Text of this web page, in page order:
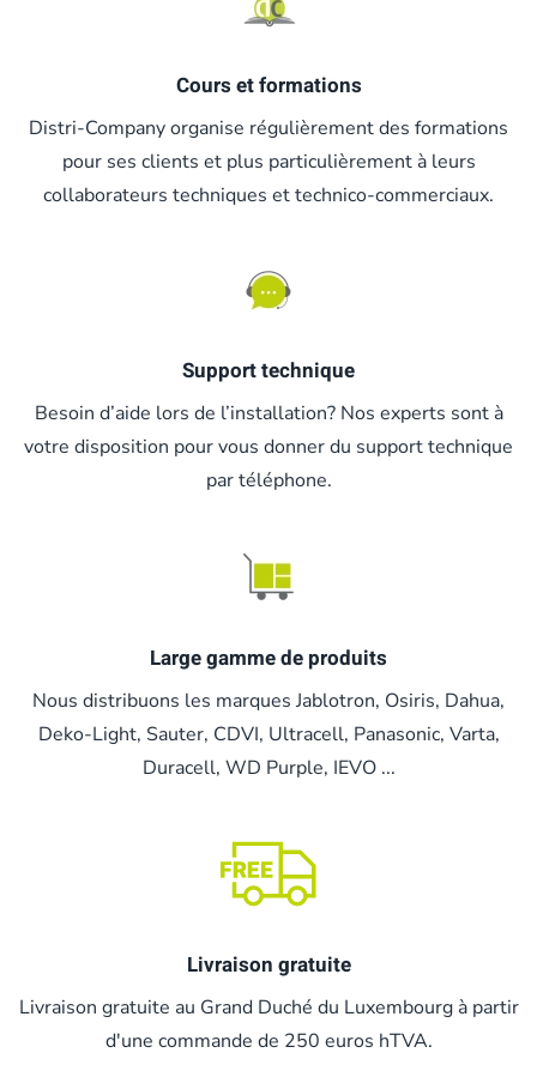
Cours et formations
Distri-Company organise régulièrement des formations
pour ses clients et plus particulièrement à leurs
collaborateurs techniques et technico-commerciaux.
Support technique
Besoin d’aide lors de l’installation? Nos experts sont à
votre disposition pour vous donner du support technique
par téléphone.
Large gamme de produits
Nous distribuons les marques Jablotron, Osiris, Dahua,
Deko-Light, Sauter, CDVI, Ultracell, Panasonic, Varta,
Duracell, WD Purple, IEVO ...
Livraison gratuite
Livraison gratuite au Grand Duché du Luxembourg à partir
d'une commande de 250 euros hTVA.